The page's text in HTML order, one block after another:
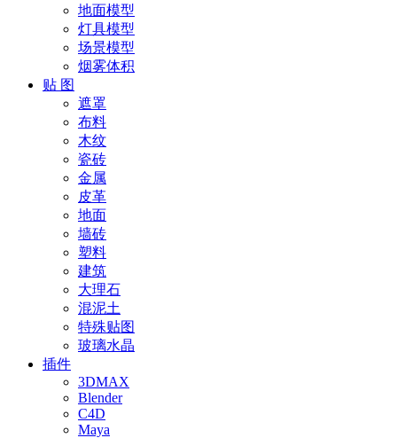
地面模型
灯具模型
场景模型
烟雾体积
贴 图
遮罩
布料
木纹
瓷砖
金属
皮革
地面
墙砖
塑料
建筑
大理石
混泥土
特殊贴图
玻璃水晶
插件
3DMAX
Blender
C4D
Maya